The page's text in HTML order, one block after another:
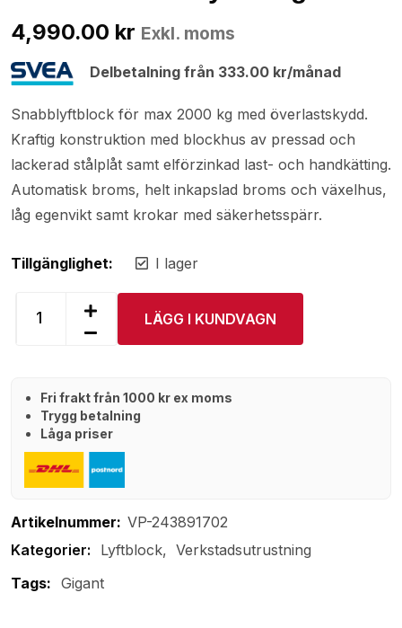
Delbetalning från 333.00 kr/månad
4,990.00 kr Exkl. moms
Snabblyftblock för max 2000 kg med överlastskydd.
Kraftig konstruktion med blockhus av pressad och
lackerad stålplåt samt elförzinkad last- och handkätting.
Automatisk broms, helt inkapslad broms och växelhus,
låg egenvikt samt krokar med säkerhetsspärr.
Tillgänglighet: I lager
LÄGG I KUNDVAGN
Fri frakt från 1000 kr ex moms
Trygg betalning
Låga priser
Artikelnummer: VP-243891702
Lyftblock
Verkstadsutrustning
Tags: Gigant